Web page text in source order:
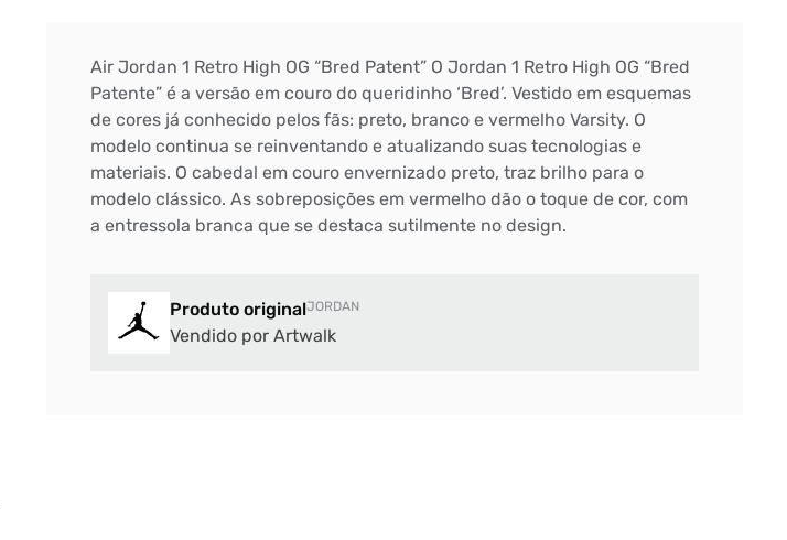
Air Jordan 1 Retro High OG “Bred Patent” O Jordan 1 Retro High OG “Bred
Patente” é a versão em couro do queridinho ‘Bred’. Vestido em esquemas
de cores já conhecido pelos fãs: preto, branco e vermelho Varsity. O
modelo continua se reinventando e atualizando suas tecnologias e
materiais. O cabedal em couro envernizado preto, traz brilho para o
modelo clássico. As sobreposições em vermelho dão o toque de cor, com
a entressola branca que se destaca sutilmente no design.
Produto originalJORDAN
Vendido por Artwalk